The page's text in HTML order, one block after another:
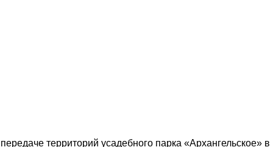
территорий усадебного парка «Архангельское» в